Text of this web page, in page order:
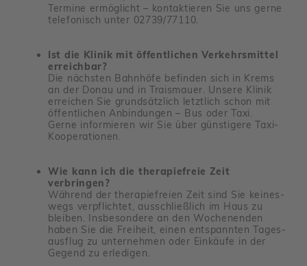
Termine ermög­licht – kontak­tieren Sie uns gerne
tele­fo­nisch unter 02739/​77110.
Ist die Klinik mit öffentlichen Verkehrsmittel
erreichbar?
Die nächsten Bahn­höfe befinden sich in Krems
an der Donau und in Trais­mauer. Unsere Klinik
errei­chen Sie grund­sätz­lich letzt­lich schon mit
öffent­li­chen Anbin­dungen – Bus oder Taxi.
Gerne infor­mieren wir Sie über güns­ti­gere Taxi-
Koope­ra­tionen.
Wie kann ich die therapiefreie Zeit
verbringen?
Während der thera­pie­freien Zeit sind Sie keines­
wegs verpflichtet, ausschließ­lich im Haus zu
bleiben. Insbe­son­dere an den Wochen­enden
haben Sie die Frei­heit, einen entspannten Tages­
aus­flug zu unter­nehmen oder Einkäufe in der
Gegend zu erle­digen.